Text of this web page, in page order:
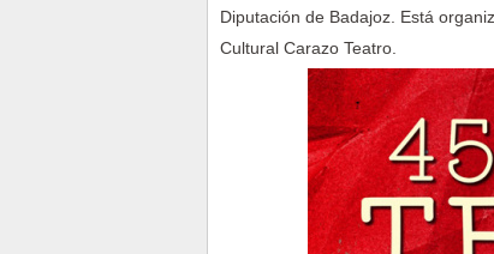
Diputación de Badajoz. Está
Cultural Carazo Teatro.